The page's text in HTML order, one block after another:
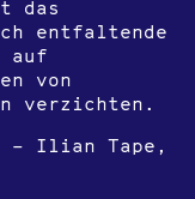
das
entfaltende
auf
von
verzichten.
– Ilian Tape,